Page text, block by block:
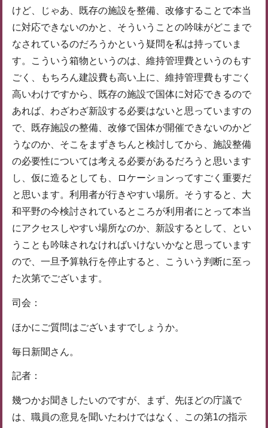
けど、じゃあ、既存の施設を整備、改修することで本当
に対応できないのかと、そういうことの吟味がどこまで
なされているのだろうかという疑問を私は持っていま
す。こういう箱物というのは、維持管理費というのもす
ごく、もちろん建設費も高い上に、維持管理費もすごく
高いわけですから、既存の施設で国体に対応できるので
あれば、わざわざ新設する必要はないと思っていますの
で、既存施設の整備、改修で国体が開催できないのかど
うなのか、そこをまずきちんと検討してから、施設整備
の必要性については考える必要があるだろうと思います
し、仮に造るとしても、ロケーションってすごく重要だ
と思います。利用者が行きやすい場所。そうすると、大
和平野の今検討されているところが利用者にとって本当
にアクセスしやすい場所なのか、新設するとして、とい
うことも吟味されなければいけないかなと思っています
ので、一旦予算執行を停止すると、こういう判断に至っ
た次第でございます。
司会：
ほかにご質問はございますでしょうか。
毎日新聞さん。
記者：
幾つかお聞きしたいのですが、まず、先ほどの庁議で
は、職員の意見を聞いたわけではなく、この第1の指示